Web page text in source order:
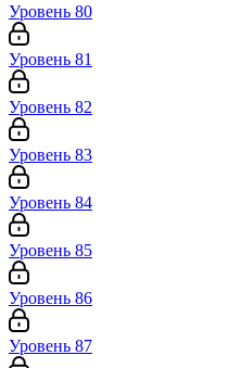
Уровень 80
Уровень 81
Уровень 82
Уровень 83
Уровень 84
Уровень 85
Уровень 86
Уровень 87